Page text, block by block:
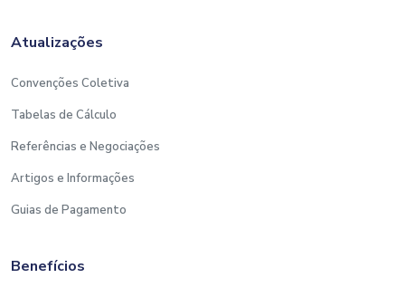
Atualizações
Convenções Coletiva
Tabelas de Cálculo
Referências e Negociações
Artigos e Informações
Guias de Pagamento
Benefícios